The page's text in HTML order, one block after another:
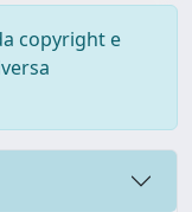
copyright e